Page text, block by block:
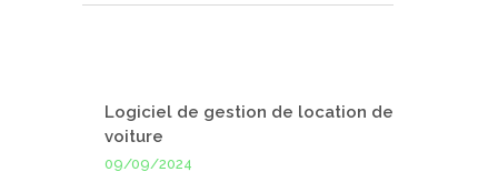
Logiciel de gestion de location de
voiture
09/09/2024